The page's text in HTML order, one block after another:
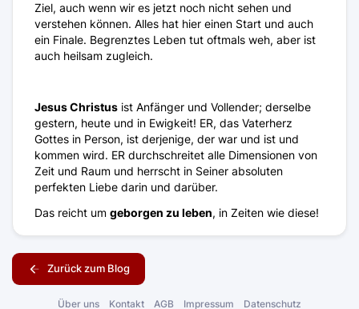
Ziel, auch wenn wir es jetzt noch nicht sehen und
verstehen können. Alles hat hier einen Start und auch
ein Finale. Begrenztes Leben tut oftmals weh, aber ist
auch heilsam zugleich.
Jesus Christus ist Anfänger und Vollender; derselbe
gestern, heute und in Ewigkeit! ER, das Vaterherz
Gottes in Person, ist derjenige, der war und ist und
kommen wird. ER durchschreitet alle Dimensionen von
Zeit und Raum und herrscht in Seiner absoluten
perfekten Liebe darin und darüber.
Das reicht um geborgen zu leben, in Zeiten wie diese!
Zurück zum Blog
Über uns Kontakt AGB Impressum Datenschutz